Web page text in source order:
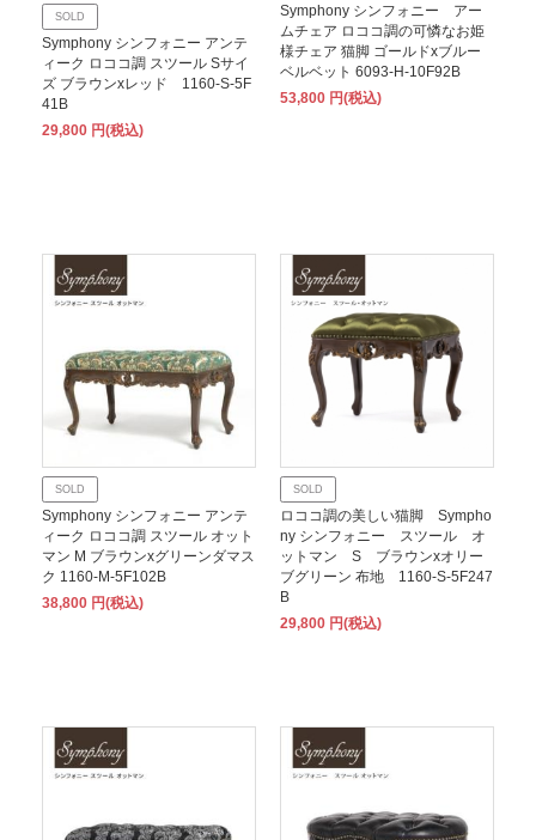
SOLD
Symphony シンフォニー アンテ
ィーク ロココ調 スツール Sサイ
ズ ブラウンxレッド 1160-S-5F
41B
29,800 円(税込)
Symphony シンフォニー アー
ムチェア ロココ調の可憐なお姫
様チェア 猫脚 ゴールドxブルー
ベルベット 6093-H-10F92B
53,800 円(税込)
SOLD
Symphony シンフォニー アンテ
ィーク ロココ調 スツール オット
マン M ブラウンxグリーンダマス
ク 1160-M-5F102B
38,800 円(税込)
SOLD
ロココ調の美しい猫脚 Sympho
ny シンフォニー スツール オ
ットマン S ブラウンxオリー
ブグリーン 布地 1160-S-5F247
B
29,800 円(税込)